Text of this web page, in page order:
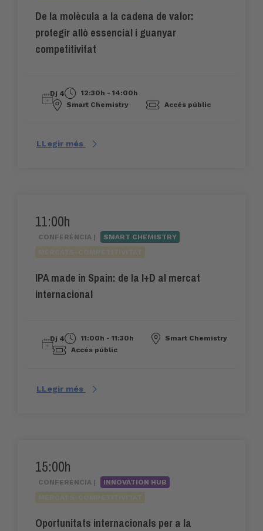
De la molècula a la cadena de valor:
protegir allò essencial i guanyar
competitivitat
Dj 4
12:30h - 14:00h
Smart Chemistry
Accés públic
LLegir més
11:00h
CONFERÈNCIA |
SMART CHEMISTRY
IPA made in Spain: de la I+D al mercat
internacional
Dj 4 11:00h - 11:30h
Smart Chemistry
Accés públic
LLegir més
15:00h
CONFERÈNCIA |
INNOVATION HUB
Oportunitats internacionals per a la